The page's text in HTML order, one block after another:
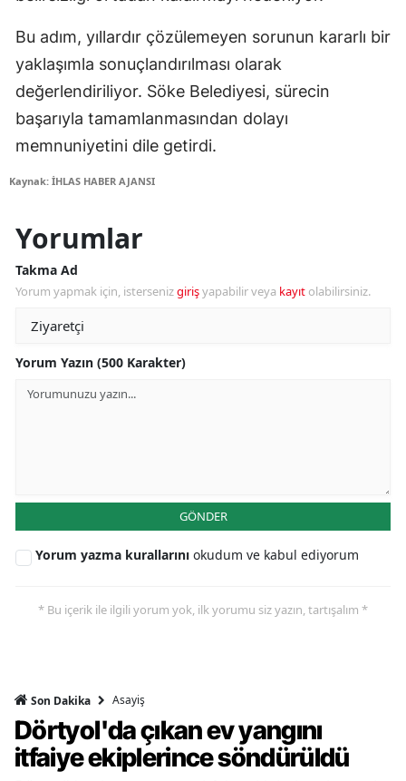
Bu adım, yıllardır çözülemeyen sorunun kararlı bir
yaklaşımla sonuçlandırılması olarak
değerlendiriliyor. Söke Belediyesi, sürecin
başarıyla tamamlanmasından dolayı
memnuniyetini dile getirdi.
Kaynak: İHLAS HABER AJANSI
Yorumlar
Takma Ad
Yorum yapmak için, istersenizgirişyapabilir veya kayıt olabilirsiniz.
Yorum Yazın (500 Karakter)
GÖNDER
Yorum yazma kurallarını okudum ve kabul ediyorum
* Bu içerik ile ilgili yorum yok, ilk yorumu siz yazın, tartışalım *
Son Dakika Asayiş
Dörtyol'da çıkan ev yangını
itfaiye ekiplerince söndürüldü